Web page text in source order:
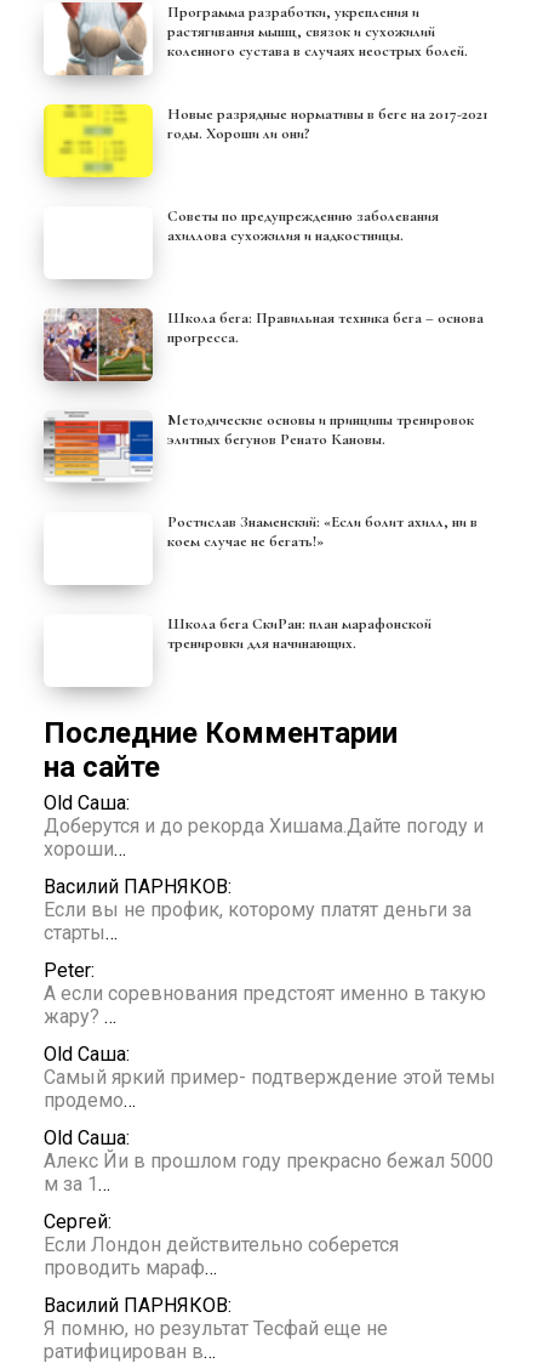
Программа разработки, укрепления и
растягивания мышц, связок и сухожилий
коленного сустава в случаях неострых болей.
Новые разрядные нормативы в беге на 2017-2021
годы. Хороши ли они?
Советы по предупреждению заболевания
ахиллова сухожилия и надкостницы.
Школа бега: Правильная техника бега – основа
прогресса.
Методические основы и принципы тренировок
элитных бегунов Ренато Кановы.
Ростислав Знаменский: «Если болит ахилл, ни в
коем случае не бегать!»
Школа бега СкиРан: план марафонской
тренировки для начинающих.
Последние Комментарии
на сайте
Old Саша:
Доберутся и до рекорда Хишама.Дайте погоду и
хороши…
Василий ПАРНЯКОВ:
Если вы не профик, которому платят деньги за
старты…
Peter:
А если соревнования предстоят именно в такую
жару? …
Old Саша:
Самый яркий пример- подтверждение этой темы
продемо…
Old Саша:
Алекс Йи в прошлом году прекрасно бежал 5000
м за 1 …
Сергей:
Если Лондон действительно соберется
проводить мараф…
Василий ПАРНЯКОВ:
Я помню, но результат Тесфай еще не
ратифицирован в…